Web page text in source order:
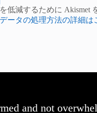
低減するために Akismet
ータの処理方法の詳細は
and not